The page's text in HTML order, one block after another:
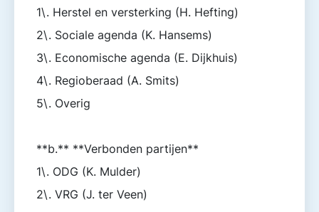
1\. Herstel en versterking (H. Hefting)
2\. Sociale agenda (K. Hansems)
3\. Economische agenda (E. Dijkhuis)
4\. Regioberaad (A. Smits)
5\. Overig
**b.** **Verbonden partijen**
1\. ODG (K. Mulder)
2\. VRG (J. ter Veen)